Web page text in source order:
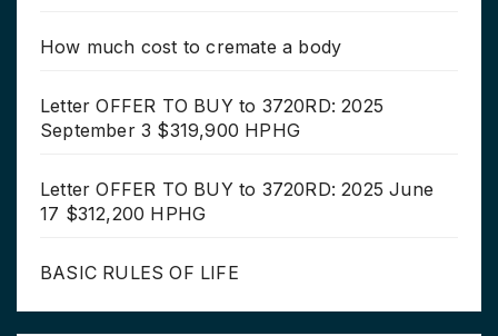
How much cost to cremate a body
Letter OFFER TO BUY to 3720RD: 2025
September 3 $319,900 HPHG
Letter OFFER TO BUY to 3720RD: 2025 June
17 $312,200 HPHG
BASIC RULES OF LIFE